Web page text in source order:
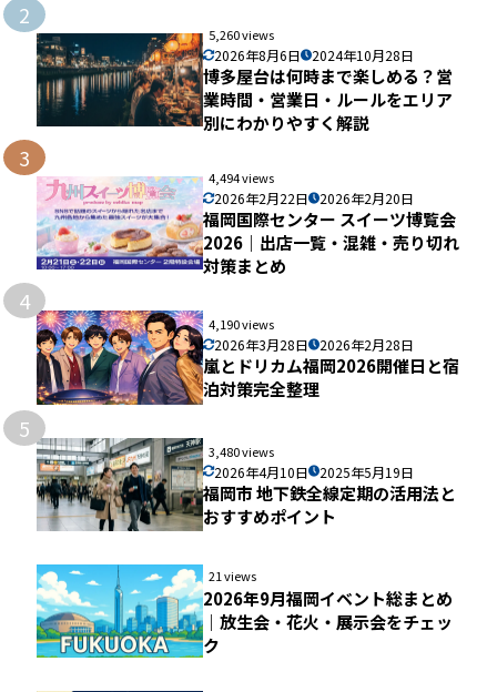
2
5,260 views
2026年8月6日 2024年10月28日
博多屋台は何時まで楽しめる？営
業時間・営業日・ルールをエリア
別にわかりやすく解説
3
4,494 views
2026年2月22日 2026年2月20日
福岡国際センター スイーツ博覧会
2026｜出店一覧・混雑・売り切れ
対策まとめ
4
4,190 views
2026年3月28日 2026年2月28日
嵐とドリカム福岡2026開催日と宿
泊対策完全整理
5
3,480 views
2026年4月10日 2025年5月19日
福岡市 地下鉄全線定期の活用法と
おすすめポイント
21 views
2026年9月福岡イベント総まとめ
｜放生会・花火・展示会をチェッ
ク